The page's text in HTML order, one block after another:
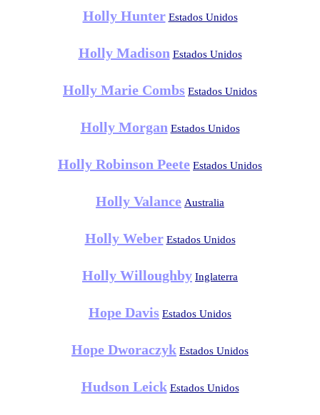
Holly Hunter Estados Unidos
Holly Madison Estados Unidos
Holly Marie Combs Estados Unidos
Holly Morgan Estados Unidos
Holly Robinson Peete Estados Unidos
Holly Valance Australia
Holly Weber Estados Unidos
Holly Willoughby Inglaterra
Hope Davis Estados Unidos
Hope Dworaczyk Estados Unidos
Hudson Leick Estados Unidos